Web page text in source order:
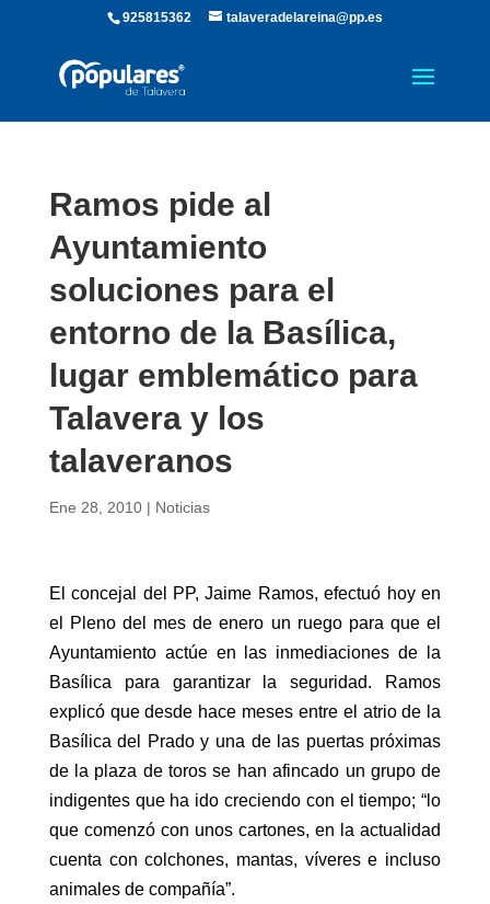
925815362 talaveradelareina@pp.es
Ramos pide al
Ayuntamiento
soluciones para el
entorno de la Basílica,
lugar emblemático para
Talavera y los
talaveranos
Ene 28, 2010| Noticias
El concejal del PP, Jaime Ramos, efectuó hoy en
el Pleno del mes de enero un ruego para que el
Ayuntamiento actúe en las inmediaciones de la
Basílica para garantizar la seguridad. Ramos
explicó que desde hace meses entre el atrio de la
Basílica del Prado y una de las puertas próximas
de la plaza de toros se han afincado un grupo de
indigentes que ha ido creciendo con el tiempo; “lo
que comenzó con unos cartones, en la actualidad
cuenta con colchones, mantas, víveres e incluso
animales de compañía”.